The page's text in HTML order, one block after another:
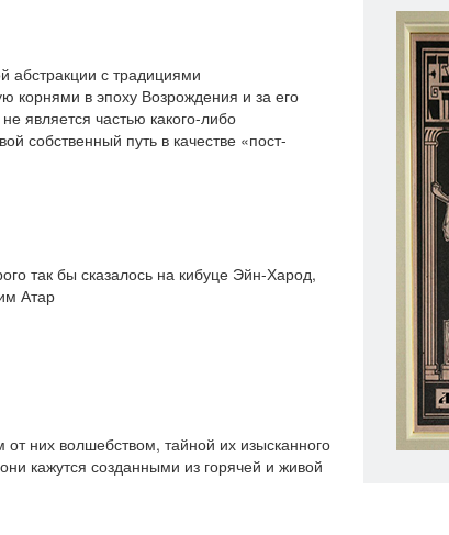
абстракции с традициями
корнями в эпоху Возрождения и за его
является частью какого-либо
собственный путь в качестве «пост-
так бы сказалось на кибуце Эйн-Харод,
Атар
них волшебством, тайной их изысканного
кажутся созданными из горячей и живой